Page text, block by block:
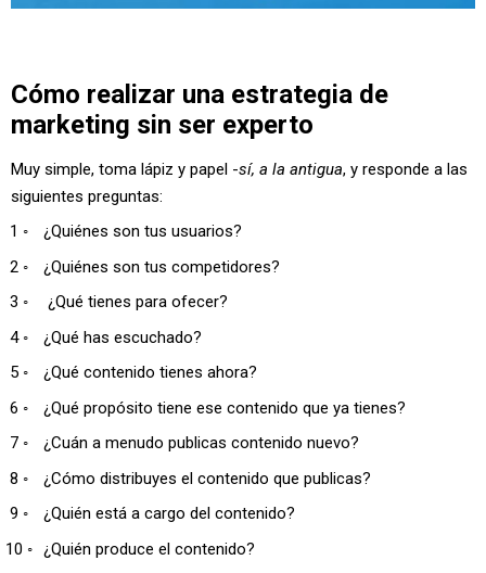
Cómo realizar una estrategia de
marketing sin ser experto
Muy simple, toma lápiz y papel -sí, a la antigua, y responde a las
siguientes preguntas:
¿Quiénes son tus usuarios?
¿Quiénes son tus competidores?
¿Qué tienes para ofecer?
¿Qué has escuchado?
¿Qué contenido tienes ahora?
¿Qué propósito tiene ese contenido que ya tienes?
¿Cuán a menudo publicas contenido nuevo?
¿Cómo distribuyes el contenido que publicas?
¿Quién está a cargo del contenido?
¿Quién produce el contenido?